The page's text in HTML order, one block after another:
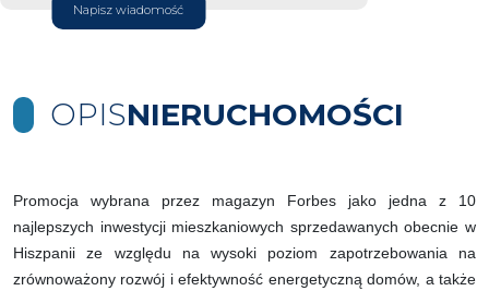
Napisz wiadomość
OPISNIERUCHOMOŚCI
Promocja wybrana przez magazyn Forbes jako jedna z 10
najlepszych inwestycji mieszkaniowych sprzedawanych obecnie w
Hiszpanii ze względu na wysoki poziom zapotrzebowania na
zrównoważony rozwój i efektywność energetyczną domów, a także